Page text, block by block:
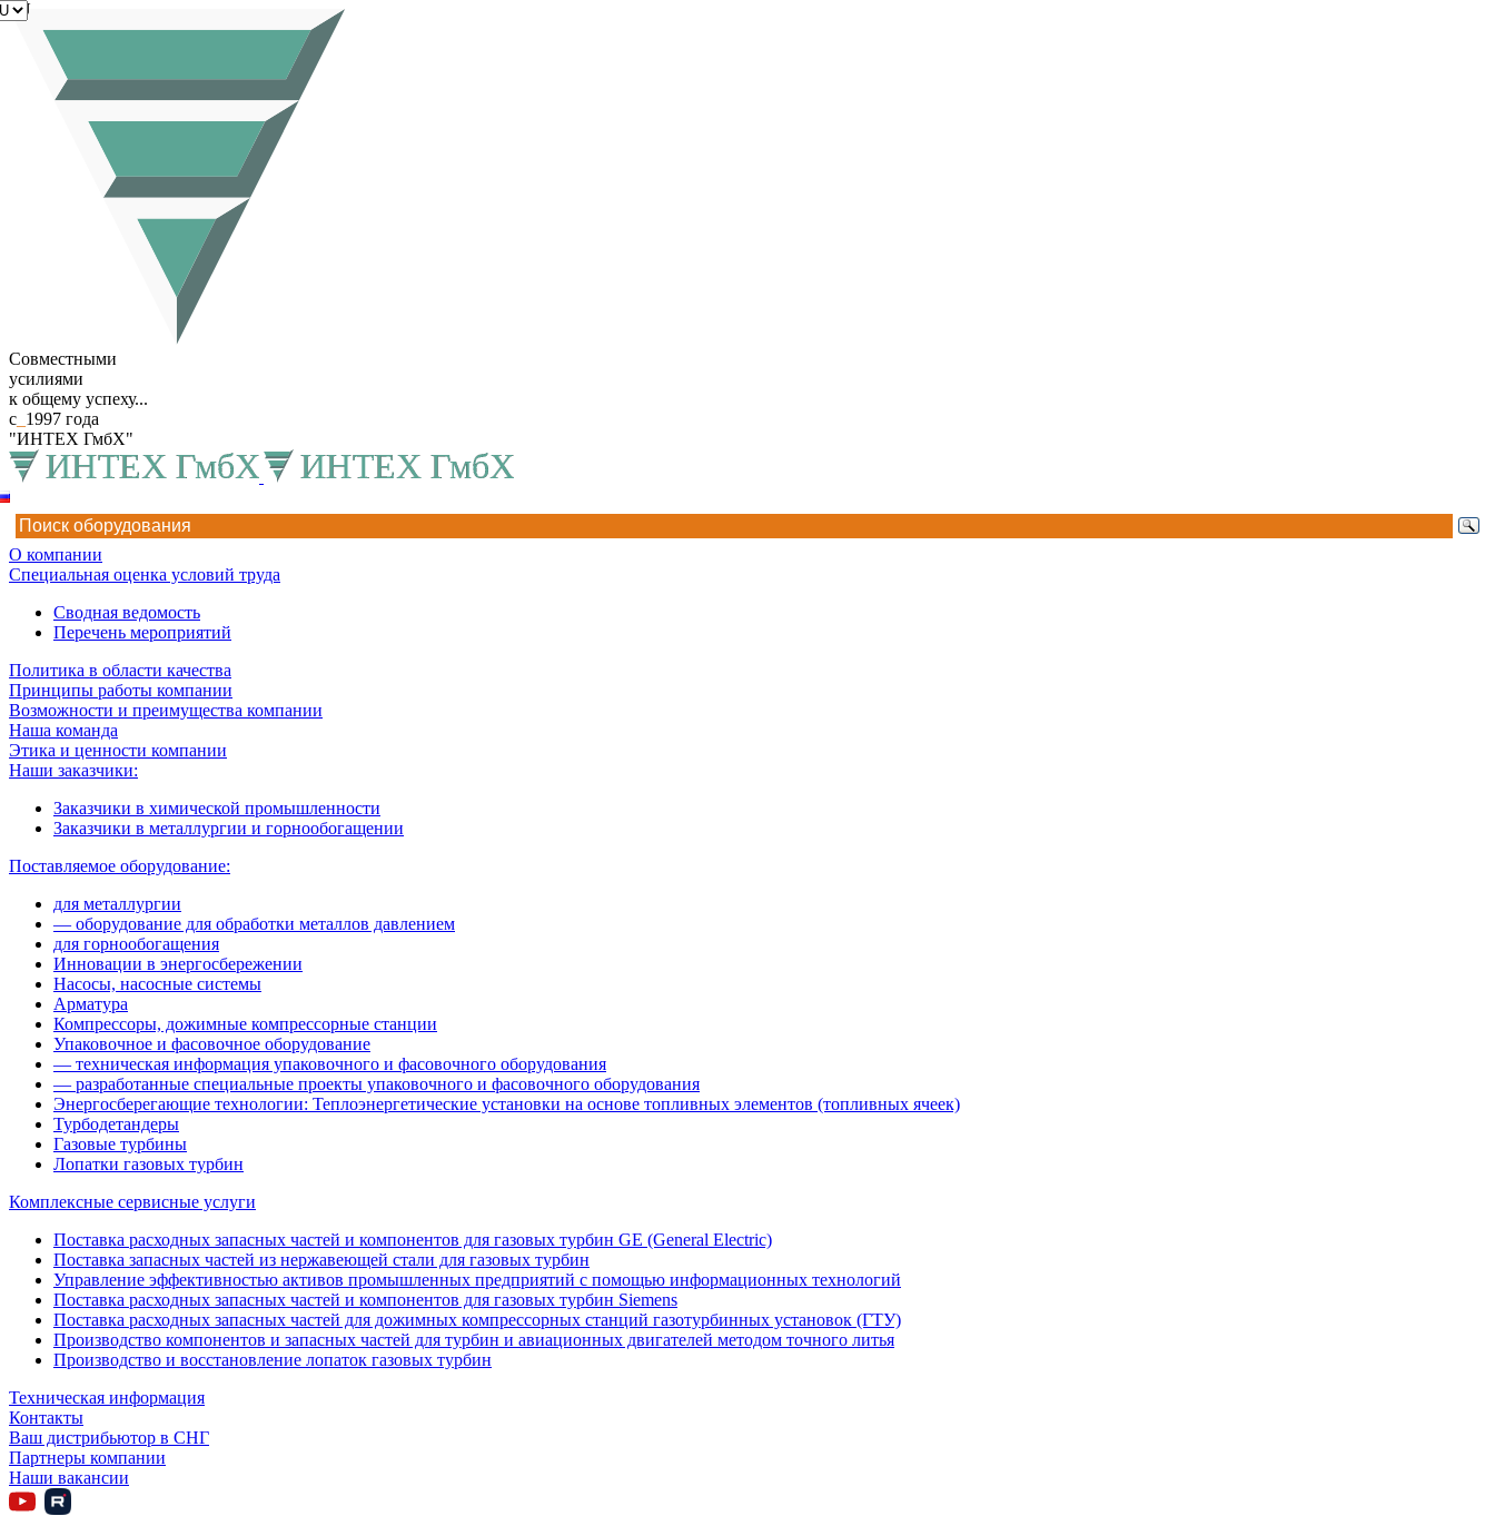
Совместными
усилиями
к общему успеху...
с 1997 года
"ИНТЕХ ГмбХ"
RU
О компании
Специальная оценка условий труда
Сводная ведомость
Перечень мероприятий
Политика в области качества
Принципы работы компании
Возможности и преимущества компании
Наша команда
Этика и ценности компании
Наши заказчики:
Заказчики в химической промышленности
Заказчики в металлургии и горнообогащении
Поставляемое оборудование:
для металлургии
— оборудование для обработки металлов давлением
для горнообогащения
Инновации в энергосбережении
Насосы, насосные системы
Арматура
Компрессоры, дожимные компрессорные станции
Упаковочное и фасовочное оборудование
— техническая информация упаковочного и фасовочного оборудования
— разработанные специальные проекты упаковочного и фасовочного оборудования
Энергосберегающие технологии: Теплоэнергетические установки на основе топливных элементов (топливных ячеек)
Турбодетандеры
Газовые турбины
Лопатки газовых турбин
Комплексные сервисные услуги
Поставка расходных запасных частей и компонентов для газовых турбин GE (General Electric)
Поставка запасных частей из нержавеющей стали для газовых турбин
Управление эффективностью активов промышленных предприятий с помощью информационных технологий
Поставка расходных запасных частей и компонентов для газовых турбин Siemens
Поставка расходных запасных частей для дожимных компрессорных станций газотурбинных установок (ГТУ)
Производство компонентов и запасных частей для турбин и авиационных двигателей методом точного литья
Производство и восстановление лопаток газовых турбин
Техническая информация
Контакты
Ваш дистрибьютор в СНГ
Партнеры компании
Наши вакансии